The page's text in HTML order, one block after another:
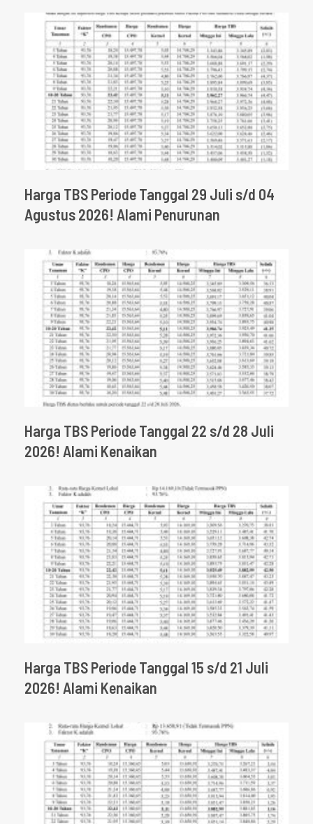
Harga TBS Periode Tanggal 29 Juli s/d 04
Agustus 2026! Alami Penurunan
Harga TBS Periode Tanggal 22 s/d 28 Juli
2026! Alami Kenaikan
Harga TBS Periode Tanggal 15 s/d 21 Juli
2026! Alami Kenaikan